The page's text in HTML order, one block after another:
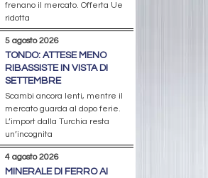
frenano il mercato. Offerta Ue
ridotta
5 agosto 2026
TONDO: ATTESE MENO
RIBASSISTE IN VISTA DI
SETTEMBRE
Scambi ancora lenti, mentre il
mercato guarda al dopo ferie.
L’import dalla Turchia resta
un’incognita
4 agosto 2026
MINERALE DI FERRO AI